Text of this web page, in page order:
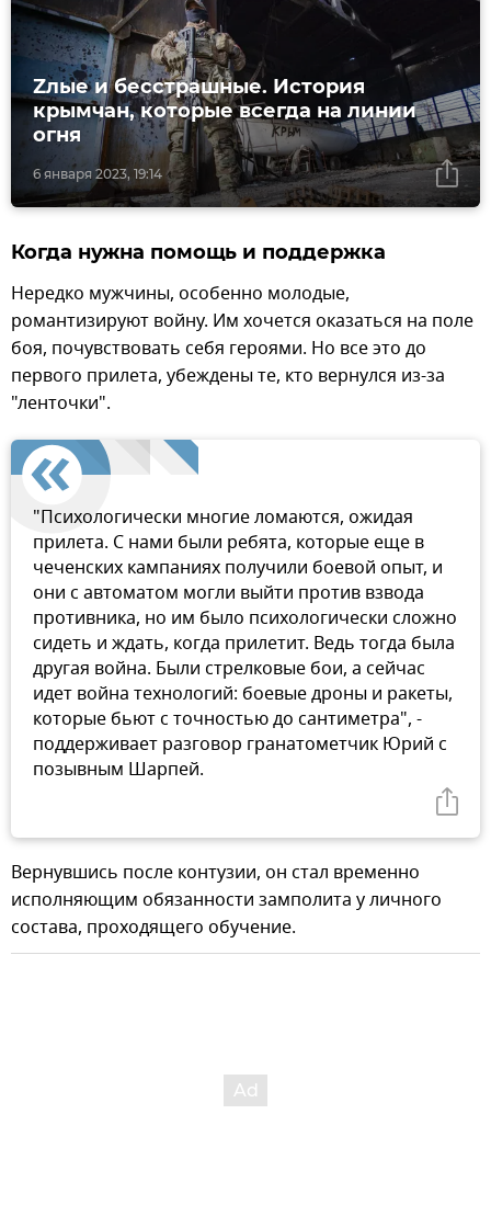
6 января 2023, 19:14
Zлые и бесстрашные. История
крымчан, которые всегда на линии
огня
Когда нужна помощь и поддержка
Нередко мужчины, особенно молодые,
романтизируют войну. Им хочется оказаться на поле
боя, почувствовать себя героями. Но все это до
первого прилета, убеждены те, кто вернулся из-за
"ленточки".
"Психологически многие ломаются, ожидая
прилета. С нами были ребята, которые еще в
чеченских кампаниях получили боевой опыт, и
они с автоматом могли выйти против взвода
противника, но им было психологически сложно
сидеть и ждать, когда прилетит. Ведь тогда была
другая война. Были стрелковые бои, а сейчас
идет война технологий: боевые дроны и ракеты,
которые бьют с точностью до сантиметра", -
поддерживает разговор гранатометчик Юрий с
позывным Шарпей.
Вернувшись после контузии, он стал временно
исполняющим обязанности замполита у личного
состава, проходящего обучение.